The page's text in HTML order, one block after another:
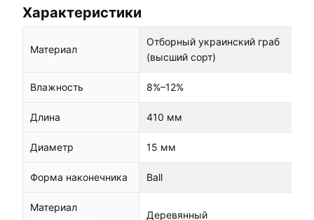
Характеристики
Материал
Отборный украинский граб
(высший сорт)
Влажность 8%–12%
Длина 410 мм
Диаметр 15 мм
Форма наконечника Ball
Материал
Деревянный